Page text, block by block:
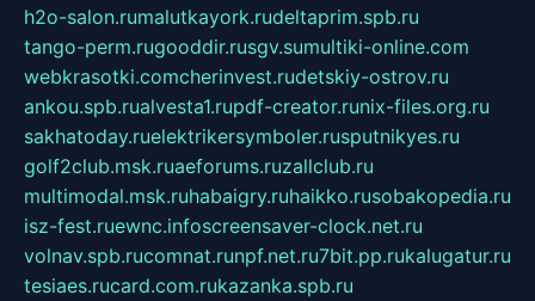
h2o-salon.rumalutkayork.rudeltaprim.spb.ru
tango-perm.rugooddir.rusgv.sumultiki-online.com
webkrasotki.comcherinvest.rudetskiy-ostrov.ru
ankou.spb.rualvesta1.rupdf-creator.runix-files.org.ru
sakhatoday.ruelektrikersymboler.rusputnikyes.ru
golf2club.msk.ruaeforums.ruzallclub.ru
multimodal.msk.ruhabaigry.ruhaikko.rusobakopedia.ru
isz-fest.ruewnc.infoscreensaver-clock.net.ru
volnav.spb.rucomnat.runpf.net.ru7bit.pp.rukalugatur.ru
tesiaes.rucard.com.rukazanka.spb.ru